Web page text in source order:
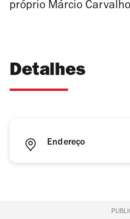
próprio Márcio
Detalhes
Endereço